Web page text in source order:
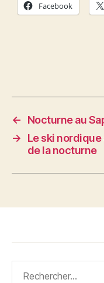
Facebook
←
Nocturne au
→
Le ski nordique
de la nocturne